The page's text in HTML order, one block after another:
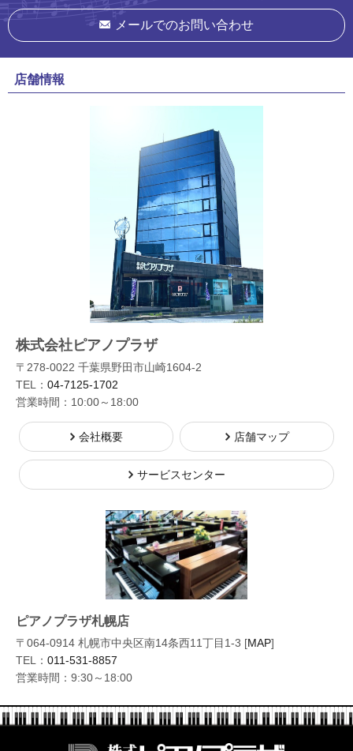
メールでのお問い合わせ
店舗情報
株式会社ピアノプラザ
〒278-0022 千葉県野田市山崎1604-2
TEL： 04-7125-1702
営業時間：10:00～18:00
会社概要 店舗マップ
サービスセンター
ピアノプラザ札幌店
〒064-0914 札幌市中央区南14条西11丁目1-3 [MAP]
TEL： 011-531-8857
営業時間：9:30～18:00